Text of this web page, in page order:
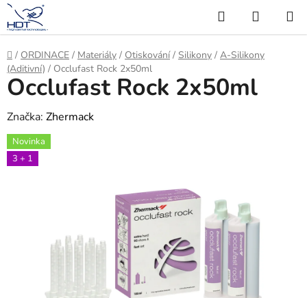
Přejít
na
obsah
Hledat
KOŠÍK
Domů
/ ORDINACE / Materiály / Otiskování / Silikony / A-Silikony
(Aditivní) / Occlufast Rock 2x50ml
Occlufast Rock 2x50ml
Značka: Zhermack
Novinka
3 + 1